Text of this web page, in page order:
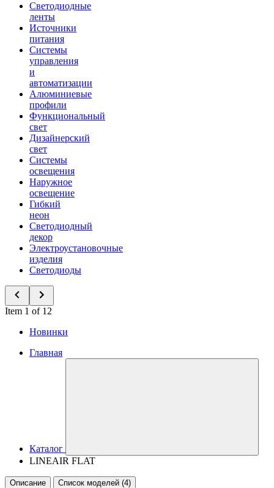
Светодиодные
ленты
Источники
питания
Системы
управления
и
автоматизации
Алюминиевые
профили
Функциональный
свет
Дизайнерский
свет
Системы
освещения
Наружное
освещение
Гибкий
неон
Светодиодный
декор
Электроустановочные
изделия
Светодиоды
Item 1 of 12
Новинки
Главная
Каталог
LINEAIR FLAT
Описание
Список моделей (4)